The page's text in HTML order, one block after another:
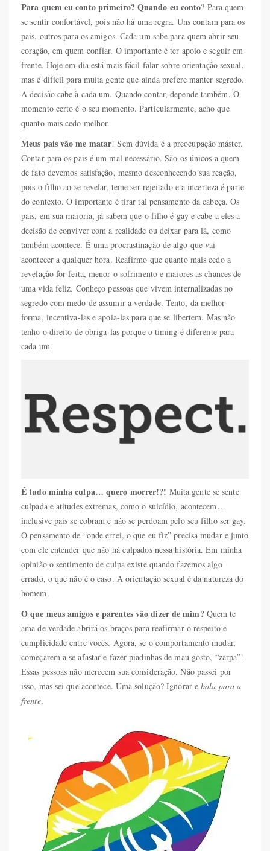
Para quem eu conto primeiro? Quando eu conto? Para quem
se sentir confortável, pois não há uma regra. Uns contam para os
pais, outros para os amigos. Cada um sabe para quem abrir seu
coração, em quem confiar. O importante é ter apoio e seguir em
frente. Hoje em dia está mais fácil falar sobre orientação sexual,
mas é difícil para muita gente que ainda prefere manter segredo.
A decisão cabe à cada um. Quando contar, depende também. O
momento certo é o seu momento. Particularmente, acho que
quanto mais cedo melhor.
Meus pais vão me matar! Sem dúvida é a preocupação máster.
Contar para os pais é um mal necessário. São os únicos a quem
de fato devemos satisfação, mesmo desconhecendo sua reação,
pois o filho ao se revelar, teme ser rejeitado e a incerteza é parte
do contexto. O importante é tirar tal pensamento da cabeça. Os
pais, em sua maioria, já sabem que o filho é gay e cabe a eles a
decisão de conviver com a realidade ou deixar para lá, como
também acontece. É uma procrastinação de algo que vai
acontecer a qualquer hora. Reafirmo que quanto mais cedo a
revelação for feita, menor o sofrimento e maiores as chances de
uma vida feliz. Conheço pessoas que vivem internalizadas no
segredo com medo de assumir a verdade. Tento, da melhor
forma, incentiva-las e apoia-las para que se libertem. Mas não
tenho o direito de obriga-las porque o timing é diferente para
cada um.
É tudo minha culpa… quero morrer!?! Muita gente se sente
culpada e atitudes extremas, como o suicídio, acontecem…
inclusive pais se cobram e não se perdoam pelo seu filho ser gay.
O pensamento de “onde errei, o que eu fiz” precisa mudar e junto
com ele entender que não há culpados nessa história. Em minha
opinião o sentimento de culpa existe quando fazemos algo
errado, o que não é o caso. A orientação sexual é da natureza do
homem.
O que meus amigos e parentes vão dizer de mim? Quem te
ama de verdade abrirá os braços para reafirmar o respeito e
cumplicidade entre vocês. Agora, se o comportamento mudar,
começarem a se afastar e fazer piadinhas de mau gosto, “zarpa”!
Essas pessoas não merecem sua consideração. Não passei por
isso, mas sei que acontece. Uma solução? Ignorar ebola para a
frente.